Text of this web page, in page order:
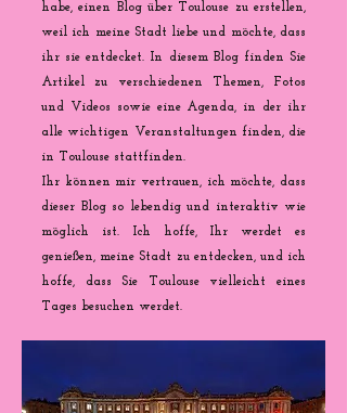
habe, einen Blog über Toulouse zu erstellen,
weil ich meine Stadt liebe und möchte, dass
ihr sie entdecket. In diesem Blog finden Sie
Artikel zu verschiedenen Themen, Fotos
und Videos sowie eine Agenda, in der ihr
alle wichtigen Veranstaltungen finden, die
in Toulouse stattfinden.
Ihr können mir vertrauen, ich möchte, dass
dieser Blog so lebendig und interaktiv wie
möglich ist. Ich hoffe, Ihr werdet es
genießen, meine Stadt zu entdecken, und ich
hoffe, dass Sie Toulouse vielleicht eines
Tages besuchen werdet.